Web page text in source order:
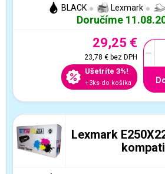
BLACK Lexmark
Doručíme
29,25 €
23,78 €bez DPH
Ušetríte 3%!
+3ks do košíka
-
Lexmark